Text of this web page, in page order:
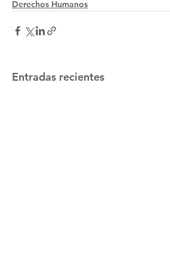
Derechos Humanos
Entradas recientes